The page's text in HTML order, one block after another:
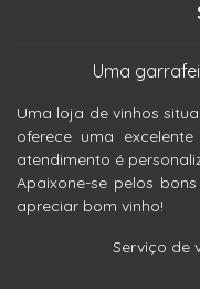
Uma
Uma loja de vinhos
oferece uma
atendimento é
Apaixone-se pelos
apreciar bom vinho!
Serviço de